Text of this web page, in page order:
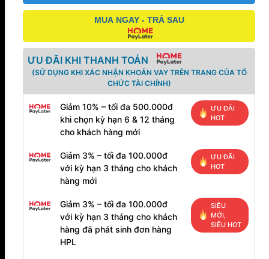
MUA NGAY - TRẢ SAU
ƯU ĐÃI KHI THANH TOÁN
(SỬ DỤNG KHI XÁC NHẬN KHOẢN VAY TRÊN TRANG CỦA TỔ
CHỨC TÀI CHÍNH)
Giảm 10% – tối đa 500.000đ
khi chọn kỳ hạn 6 & 12 tháng
cho khách hàng mới
ƯU ĐÃI
HOT
Giảm 3% – tối đa 100.000đ
với kỳ hạn 3 tháng cho khách
hàng mới
ƯU ĐÃI
HOT
Giảm 3% – tối đa 100.000đ
với kỳ hạn 3 tháng cho khách
hàng đã phát sinh đơn hàng
HPL
SIÊU
MỚI,
SIÊU HOT